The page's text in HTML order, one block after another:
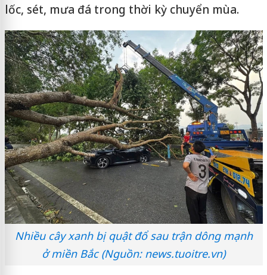
lốc, sét, mưa đá trong thời kỳ chuyển mùa.
Nhiều cây xanh bị quật đổ sau trận dông mạnh
ở miền Bắc (Nguồn: news.tuoitre.vn)